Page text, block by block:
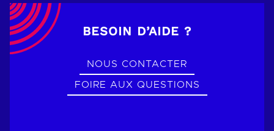
BESOIN D’AIDE ?
NOUS CONTACTER
FOIRE AUX QUESTIONS